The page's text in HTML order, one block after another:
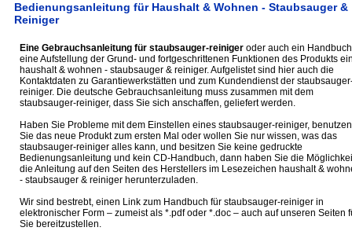
Bedienungsanleitung für Haushalt & Wohnen - Staubsauger &
Reiniger
Eine Gebrauchsanleitung für staubsauger-reinigeroder auch ein
eine Aufstellung der Grund- und fortgeschrittenen Funktionen des Produkts
haushalt & wohnen - staubsauger & reiniger. Aufgelistet sind hier auch die
Kontaktdaten zu Garantiewerkstätten und zum Kundendienst der
reiniger. Die deutsche Gebrauchsanleitung muss zusammen mit dem
staubsauger-reiniger, dass Sie sich anschaffen, geliefert werden.
Haben Sie Probleme mit dem Einstellen eines staubsauger-reiniger, benutzen
Sie das neue Produkt zum ersten Mal oder wollen Sie nur wissen, was das
staubsauger-reiniger alles kann, und besitzen Sie keine gedruckte
Bedienungsanleitung und kein CD-Handbuch, dann haben Sie die
die Anleitung auf den Seiten des Herstellers im Lesezeichen haushalt &
- staubsauger & reiniger herunterzuladen.
Wir sind bestrebt, einen Link zum Handbuch für staubsauger-reiniger in
elektronischer Form – zumeist als *.pdf oder *.doc – auch auf unseren Seiten
Sie bereitzustellen.